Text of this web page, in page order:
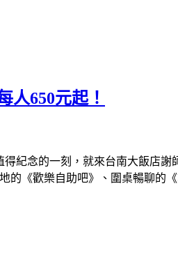
人650元起！
紀念的一刻，就來台南大飯店謝
的《歡樂自助吧》、圍桌暢聊的